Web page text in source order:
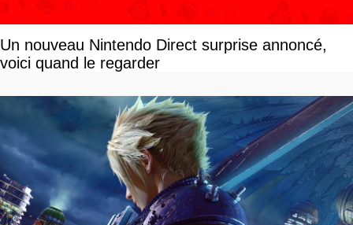
Un nouveau Nintendo Direct surprise annoncé,
voici quand le regarder